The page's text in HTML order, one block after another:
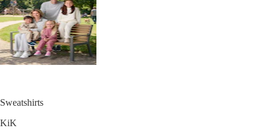
Sweatshirts
KiK